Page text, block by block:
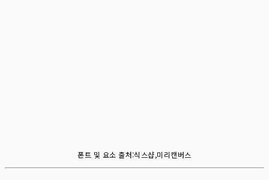
폰트 및 요소 출처:식스샵,미리캔버스